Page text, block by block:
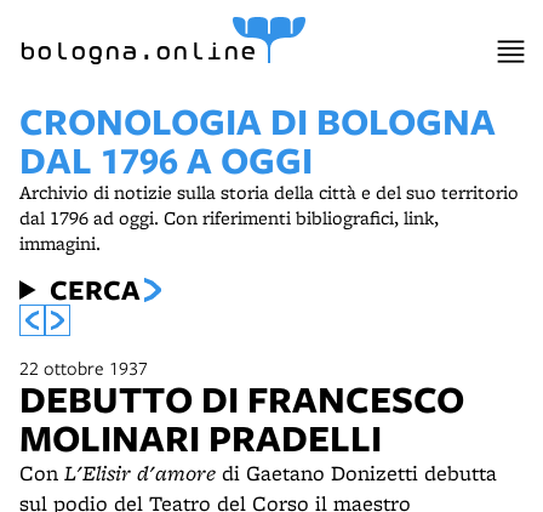
bologna.online
CRONOLOGIA DI BOLOGNA
DAL 1796 A OGGI
Archivio di notizie sulla storia della città e del suo territorio
dal 1796 ad oggi. Con riferimenti bibliografici, link,
immagini.
CERCA
22 ottobre 1937
DEBUTTO DI FRANCESCO
MOLINARI PRADELLI
Con L'Elisir d'amore di Gaetano Donizetti debutta
sul podio del Teatro del Corso il maestro